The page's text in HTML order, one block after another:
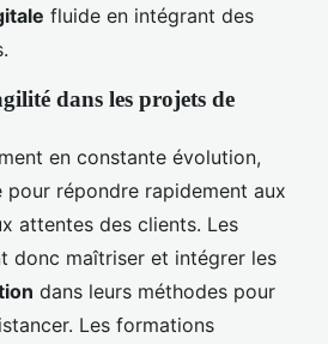
fluide en intégrant des
dans les projets de
en constante évolution,
pour répondre rapidement aux
attentes des clients. Les
donc maîtriser et intégrer les
dans leurs méthodes pour
Les formations